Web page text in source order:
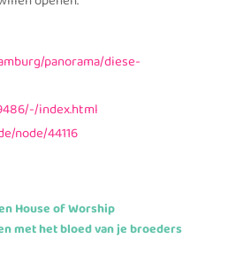
panorama/diese-
index.html
node/44116
House of Worship
met het bloed van je broeders